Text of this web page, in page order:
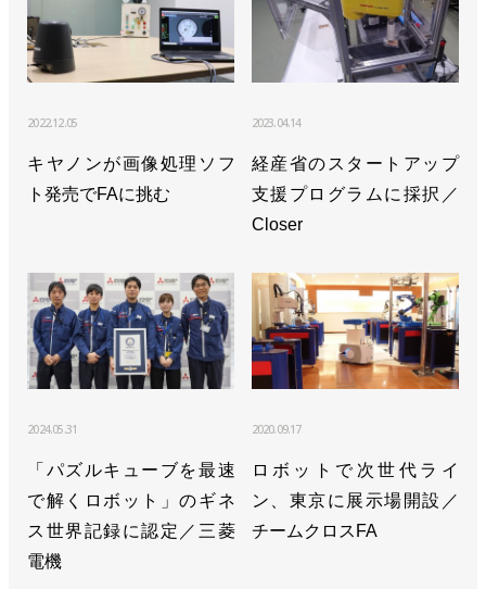
2022.12.05
キヤノンが画像処理ソフ
ト発売でFAに挑む
2023.04.14
経産省のスタートアップ
支援プログラムに採択／
Closer
2024.05.31
「パズルキューブを最速
で解くロボット」のギネ
ス世界記録に認定／三菱
電機
2020.09.17
ロボットで次世代ライ
ン、東京に展示場開設／
チームクロスFA